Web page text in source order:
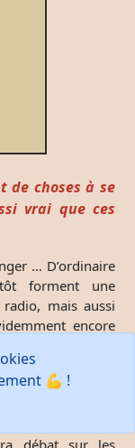
de choses à se
vrai que ces
… D’ordinaire
forment une
radio, mais aussi
encore
…
tous les
expériences
n’est pas à
débat sur les
💪 !